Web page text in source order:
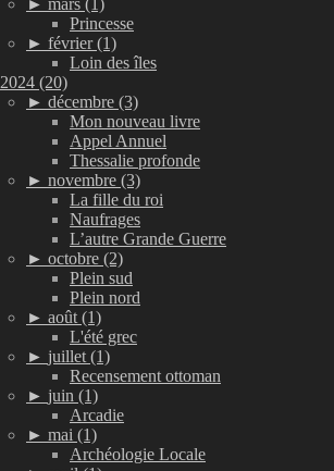
► mars (1)
Princesse
► février (1)
Loin des îles
2024 (20)
► décembre (3)
Mon nouveau livre
Appel Annuel
Thessalie profonde
► novembre (3)
La fille du roi
Naufrages
L’autre Grande Guerre
► octobre (2)
Plein sud
Plein nord
► août (1)
L'été grec
► juillet (1)
Recensement ottoman
► juin (1)
Arcadie
► mai (1)
Archéologie Locale